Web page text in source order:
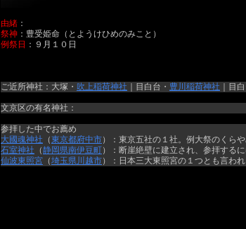
由緒 ：
祭神 ：豊受姫命（とようけひめのみこと）
例祭日 ：９月１０日
ご近所神社：大塚・ 吹上稲荷神社 ｜目白台・ 豊川稲荷神社 ｜目
文京区の有名神社：
参拝した中でお薦め
大國魂神社 （東京都府中市）：東京五社の１社。例大祭のくら
石室神社 （静岡県南伊豆町）：断崖絶壁に建立され、参拝する
仙波東照宮 （埼玉県川越市）：日本三大東照宮の１つとも言わ